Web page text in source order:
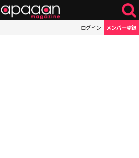
ログイン メンバー登録